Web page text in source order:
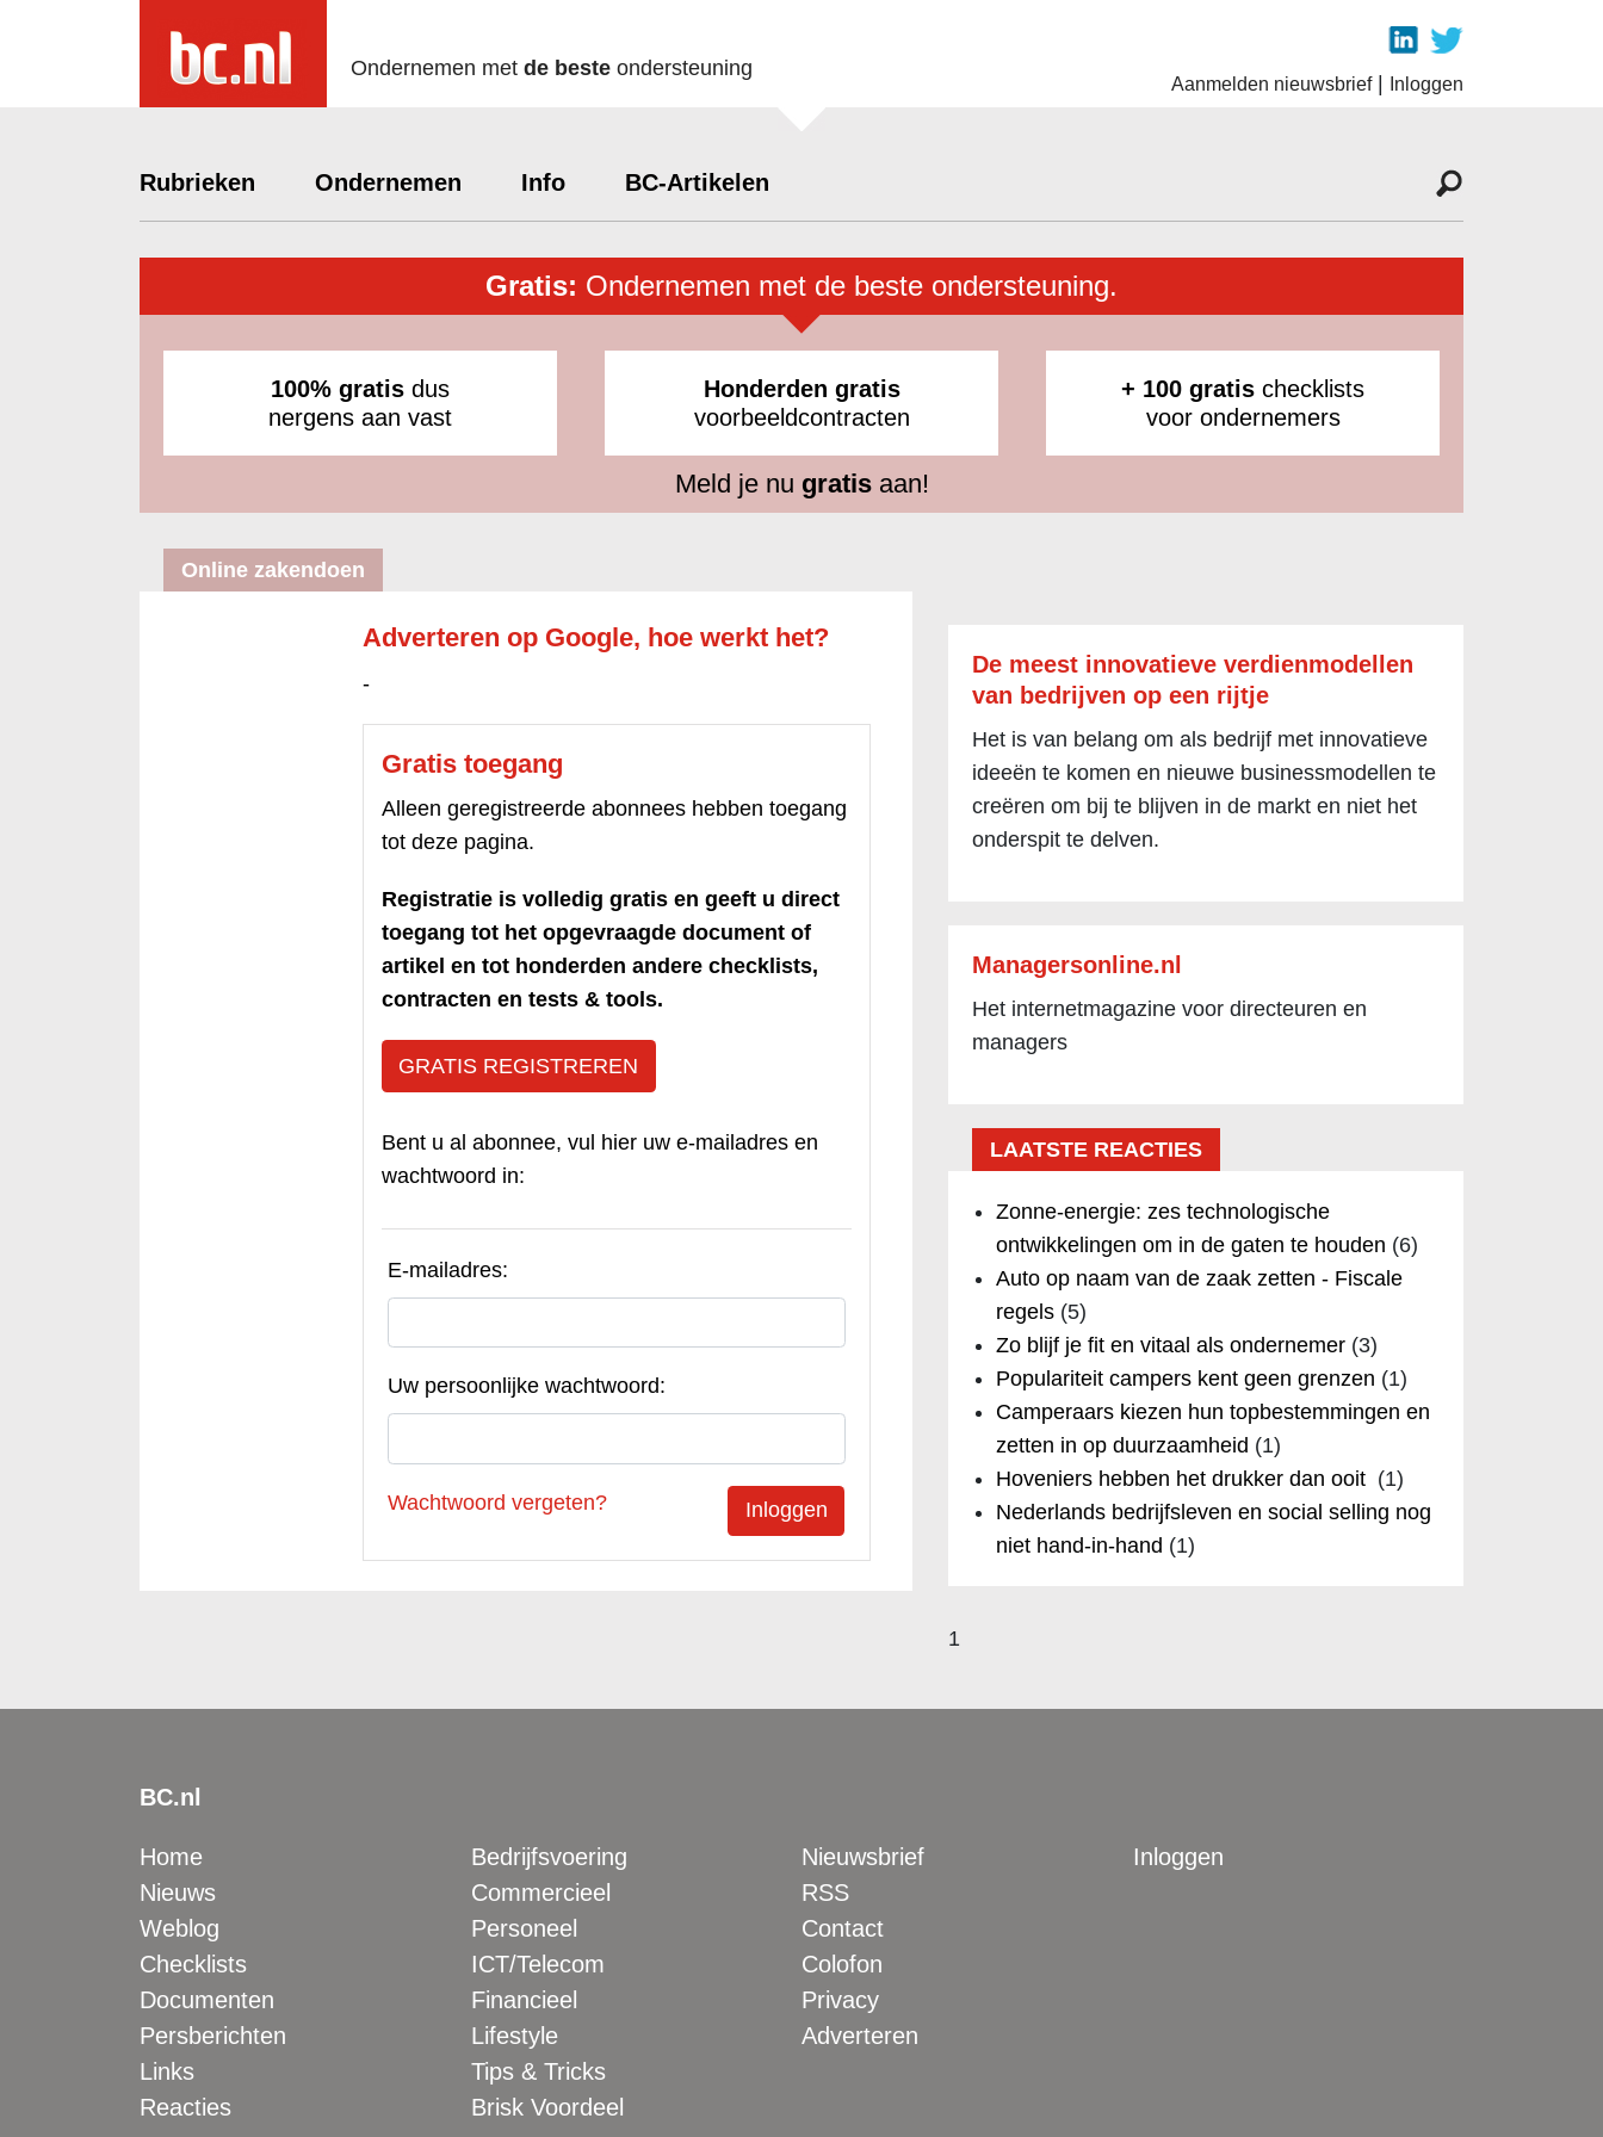
Ondernemen met de beste ondersteuning
Aanmelden nieuwsbrief| Inloggen
Rubrieken Ondernemen Info BC-Artikelen
Gratis: Ondernemen met de beste ondersteuning.
100% gratis dus
nergens aan vast
Honderden gratis
voorbeeldcontracten
+ 100 gratis checklists
voor ondernemers
Meld je nu gratisaan!
Online zakendoen
Adverteren op Google, hoe werkt het?
-
Gratis toegang
Alleen geregistreerde abonnees hebben toegang
tot deze pagina.
Registratie is volledig gratis en geeft u direct
toegang tot het opgevraagde document of
artikel en tot honderden andere checklists,
contracten en tests & tools.
GRATIS REGISTREREN
Bent u al abonnee, vul hier uw e-mailadres en
wachtwoord in:
E-mailadres:
Uw persoonlijke wachtwoord:
Wachtwoord vergeten?
De meest innovatieve verdienmodellen
van bedrijven op een rijtje
Het is van belang om als bedrijf met innovatieve
ideeën te komen en nieuwe businessmodellen te
creëren om bij te blijven in de markt en niet het
onderspit te delven.
Managersonline.nl
Het internetmagazine voor directeuren en
managers
LAATSTE REACTIES
Zonne-energie: zes technologische
ontwikkelingen om in de gaten te houden (6)
Auto op naam van de zaak zetten - Fiscale
regels(5)
Zo blijf je fit en vitaal als ondernemer(3)
Populariteit campers kent geen grenzen (1)
Camperaars kiezen hun topbestemmingen en
zetten in op duurzaamheid (1)
Hoveniers hebben het drukker dan ooit (1)
Nederlands bedrijfsleven en social selling nog
niet hand-in-hand (1)
1
BC.nl
Home
Nieuws
Weblog
Checklists
Documenten
Persberichten
Links
Reacties
Bedrijfsvoering
Commercieel
Personeel
ICT/Telecom
Financieel
Lifestyle
Tips & Tricks
Brisk Voordeel
Nieuwsbrief
RSS
Contact
Colofon
Privacy
Adverteren
Inloggen